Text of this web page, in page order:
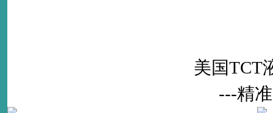
美国TCT
---精